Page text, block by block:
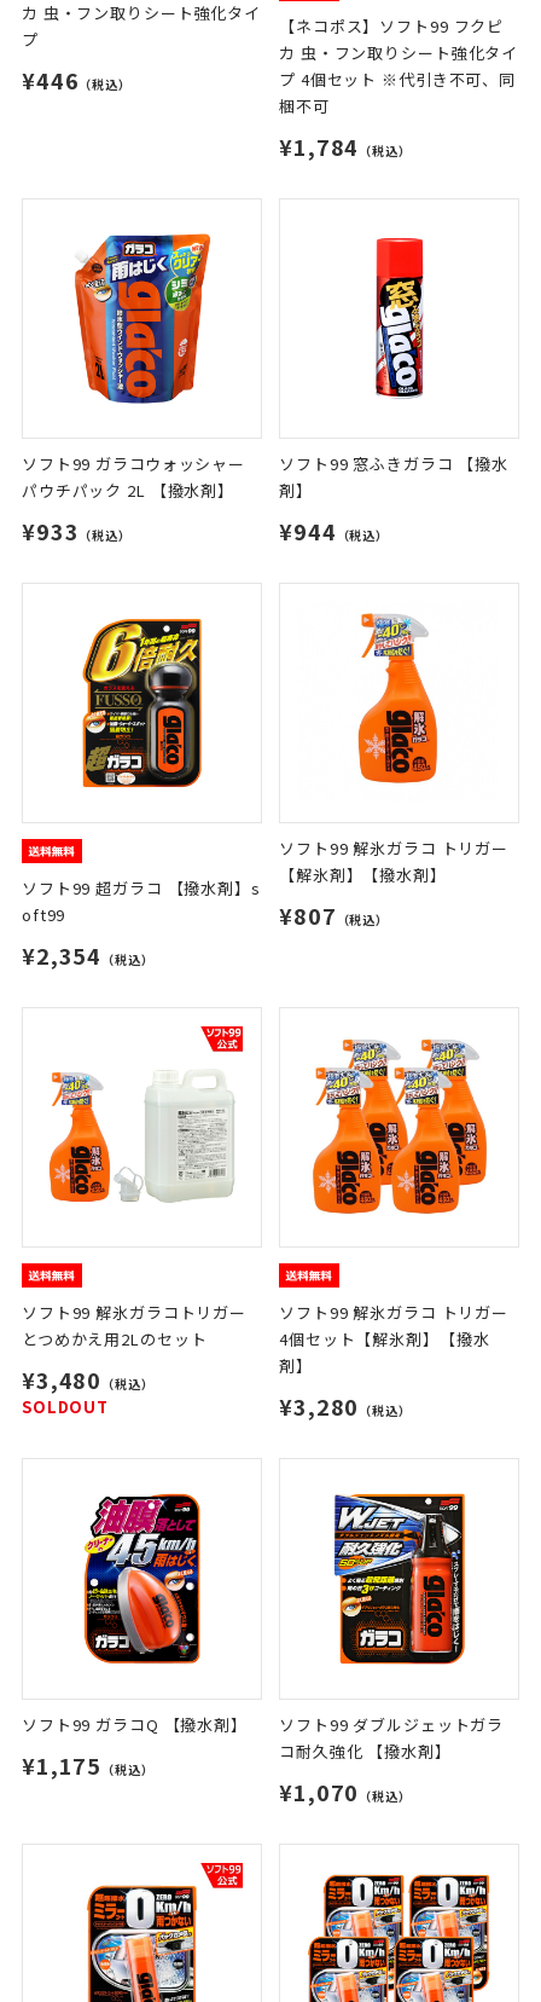
カ 虫・フン取りシート強化タイ
プ
¥446 （税込）
【ネコポス】ソフト99 フクピ
カ 虫・フン取りシート強化タイ
プ 4個セット ※代引き不可、同
梱不可
¥1,784 （税込）
ソフト99 ガラコウォッシャー
パウチパック 2L 【撥水剤】
¥933 （税込）
ソフト99 窓ふきガラコ 【撥水
剤】
¥944 （税込）
ソフト99 超ガラコ 【撥水剤】s
oft99
¥2,354 （税込）
ソフト99 解氷ガラコ トリガー
【解氷剤】【撥水剤】
¥807 （税込）
ソフト99 解氷ガラコトリガー
とつめかえ用2Lのセット
¥3,480 （税込）
SOLDOUT
ソフト99 解氷ガラコ トリガー
4個セット【解氷剤】【撥水
剤】
¥3,280 （税込）
ソフト99 ガラコQ 【撥水剤】
¥1,175 （税込）
ソフト99 ダブルジェットガラ
コ耐久強化 【撥水剤】
¥1,070 （税込）